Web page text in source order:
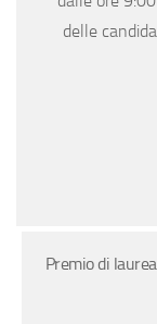
delle
Premio di